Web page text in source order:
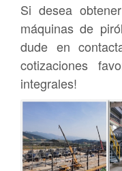
Si desea
máquinas de
dude en
cotizaciones
integrales!